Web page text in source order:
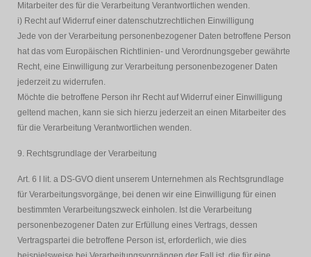
Mitarbeiter des für die Verarbeitung Verantwortlichen wenden.
i) Recht auf Widerruf einer datenschutzrechtlichen Einwilligung
Jede von der Verarbeitung personenbezogener Daten betroffene Person
hat das vom Europäischen Richtlinien- und Verordnungsgeber gewährte
Recht, eine Einwilligung zur Verarbeitung personenbezogener Daten
jederzeit zu widerrufen.
Möchte die betroffene Person ihr Recht auf Widerruf einer Einwilligung
geltend machen, kann sie sich hierzu jederzeit an einen Mitarbeiter des
für die Verarbeitung Verantwortlichen wenden.
9. Rechtsgrundlage der Verarbeitung
Art. 6 I lit. a DS-GVO dient unserem Unternehmen als Rechtsgrundlage
für Verarbeitungsvorgänge, bei denen wir eine Einwilligung für einen
bestimmten Verarbeitungszweck einholen. Ist die Verarbeitung
personenbezogener Daten zur Erfüllung eines Vertrags, dessen
Vertragspartei die betroffene Person ist, erforderlich, wie dies